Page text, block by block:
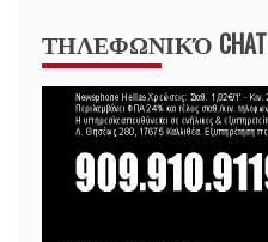
ΤΗΛΕΦΩΝΙΚΌ CHAT